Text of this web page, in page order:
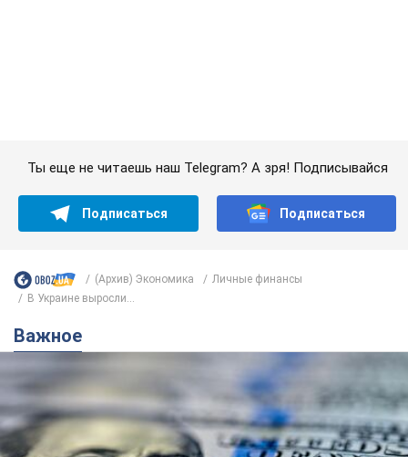
Банки "готовятся" к новому курсу доллара:
украинцам рассказали, чего ожидать в
ближайшие дни